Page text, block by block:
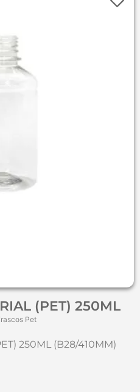
(PET) 250ML
Pet
250ML (B28/410MM)